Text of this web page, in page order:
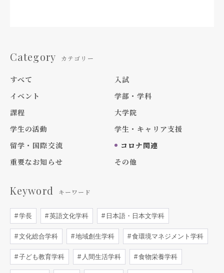
Category カテゴリー
すべて
入試
イベント
学部・学科
課程
大学院
学生の活動
学生・キャリア支援
留学・国際交流
コロナ関連
重要なお知らせ
その他
Keyword キーワード
学長 英語文化学科 日本語・日本文学科
文化総合学科 地域創生学科 食環境マネジメント学科
子ども教育学科 人間生活学科 食物栄養学科